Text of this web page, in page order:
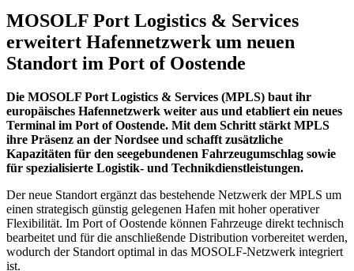
MOSOLF Port Logistics & Services
erweitert Hafennetzwerk um neuen
Standort im Port of Oostende
Die MOSOLF Port Logistics & Services (MPLS) baut ihr
europäisches Hafennetzwerk weiter aus und etabliert ein neues
Terminal im Port of Oostende. Mit dem Schritt stärkt MPLS
ihre Präsenz an der Nordsee und schafft zusätzliche
Kapazitäten für den seegebundenen Fahrzeugumschlag sowie
für spezialisierte Logistik- und Technikdienstleistungen.
Der neue Standort ergänzt das bestehende Netzwerk der MPLS um
einen strategisch günstig gelegenen Hafen mit hoher operativer
Flexibilität. Im Port of Oostende können Fahrzeuge direkt technisch
bearbeitet und für die anschließende Distribution vorbereitet werden,
wodurch der Standort optimal in das MOSOLF-Netzwerk integriert
ist.